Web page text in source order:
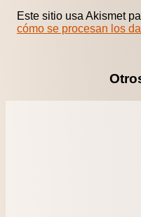
Este sitio usa Akismet
cómo se procesan los